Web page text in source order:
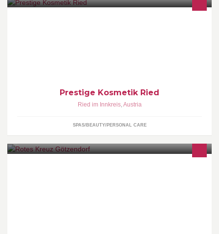
Prestige Kosmetik Ried
Ried im Innkreis,Austria
SPAS/BEAUTY/PERSONAL CARE